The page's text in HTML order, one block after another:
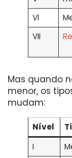
VI
VII
Mas quando
menor, os
mudam:
Nível
I